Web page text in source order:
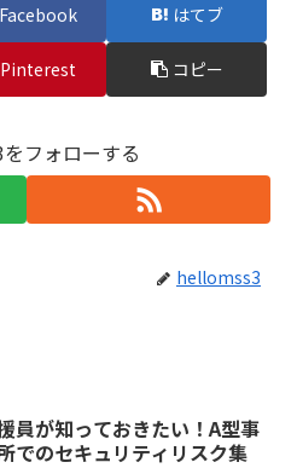
Facebook はてブ
Pinterest コピー
フォローする
hellomss3
員が知っておきたい！A型事
でのセキュリティリスク集